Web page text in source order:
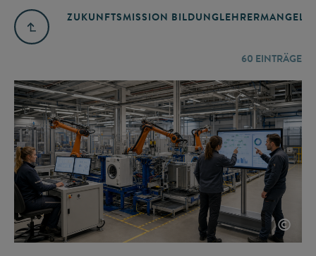
ZUKUNFTSMISSION BILDUNGLEHRERMANGEL
60 EINTRÄGE
©